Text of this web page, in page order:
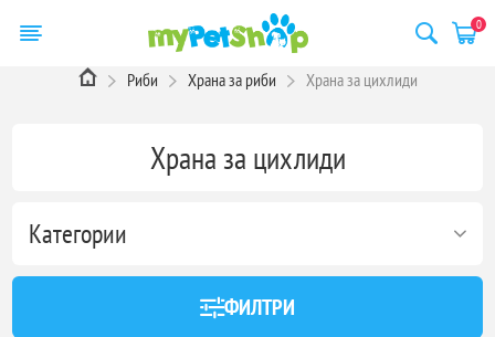
0
Риби Храна за риби Храна за цихлиди
Храна за цихлиди
Категории
ФИЛТРИ